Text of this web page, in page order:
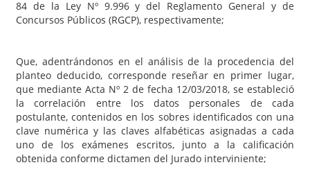
84 de la Ley Nº 9.996 y del Reglamento General y de
Concursos Públicos (RGCP), respectivamente;
Que, adentrándonos en el análisis de la procedencia del
planteo deducido, corresponde reseñar en primer lugar,
que mediante Acta Nº 2 de fecha 12/03/2018, se estableció
la correlación entre los datos personales de cada
postulante, contenidos en los sobres identificados con una
clave numérica y las claves alfabéticas asignadas a cada
uno de los exámenes escritos, junto a la calificación
obtenida conforme dictamen del Jurado interviniente;